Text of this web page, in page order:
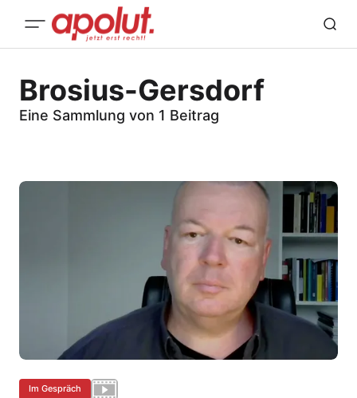
Brosius-Gersdorf
Eine Sammlung von 1 Beitrag
Im Gespräch